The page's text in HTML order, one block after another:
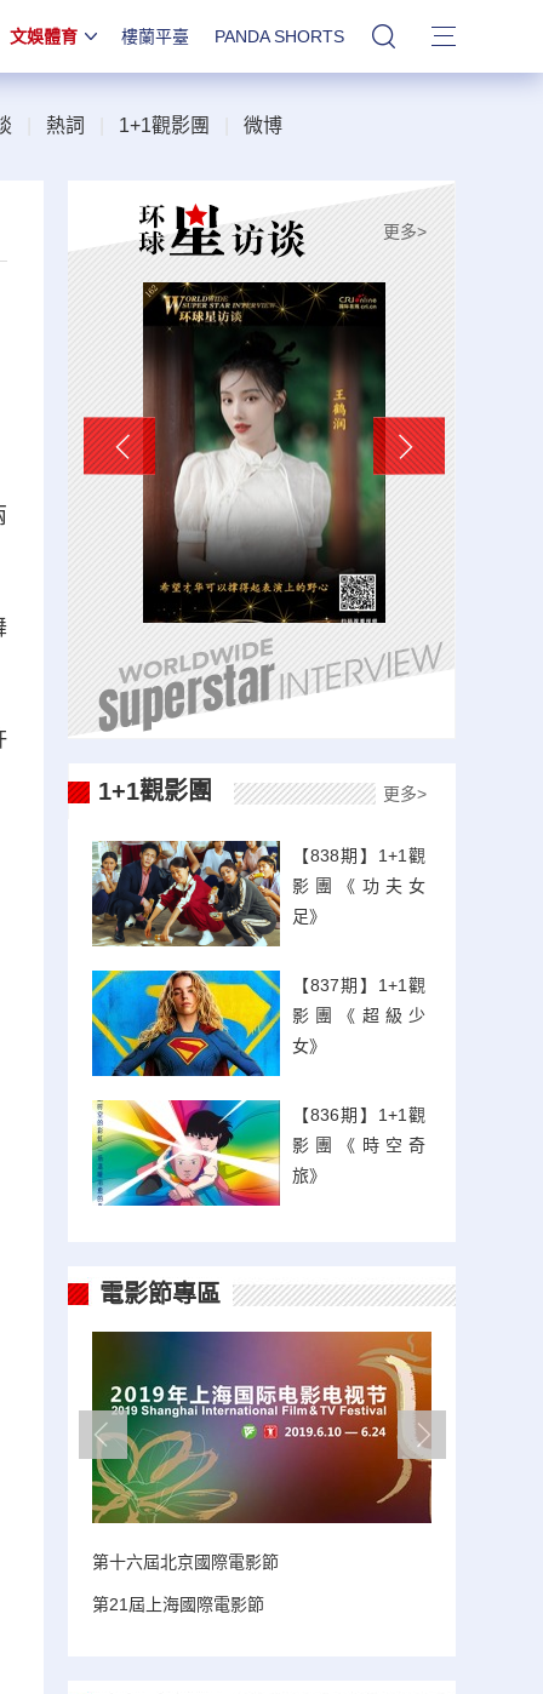
文娛體育 樓蘭平臺 PANDA SHORTS 站內搜索
熱詞 1+1觀影團 微博
更多>
1+1觀影團 更多>
【838期】1+1觀
影團《功夫女
足》
【837期】1+1觀
影團《超級少
女》
【836期】1+1觀
影團《時空奇
旅》
電影節專區
第十六屆北京國際電影節
第21屆上海國際電影節